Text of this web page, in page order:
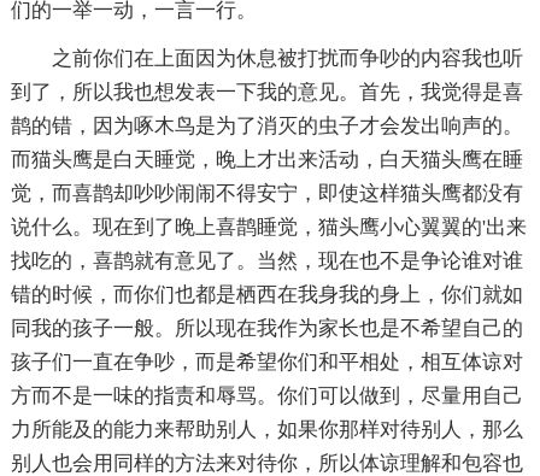
们的一举一动，一言一行。
之前你们在上面因为休息被打扰而争吵的内容我也听
到了，所以我也想发表一下我的意见。首先，我觉得是喜
鹊的错，因为啄木鸟是为了消灭的虫子才会发出响声的。
而猫头鹰是白天睡觉，晚上才出来活动，白天猫头鹰在睡
觉，而喜鹊却吵吵闹闹不得安宁，即使这样猫头鹰都没有
说什么。现在到了晚上喜鹊睡觉，猫头鹰小心翼翼的'出来
找吃的，喜鹊就有意见了。当然，现在也不是争论谁对谁
错的时候，而你们也都是栖西在我身我的身上，你们就如
同我的孩子一般。所以现在我作为家长也是不希望自己的
孩子们一直在争吵，而是希望你们和平相处，相互体谅对
方而不是一味的指责和辱骂。你们可以做到，尽量用自己
力所能及的能力来帮助别人，如果你那样对待别人，那么
别人也会用同样的方法来对待你，所以体谅理解和包容也